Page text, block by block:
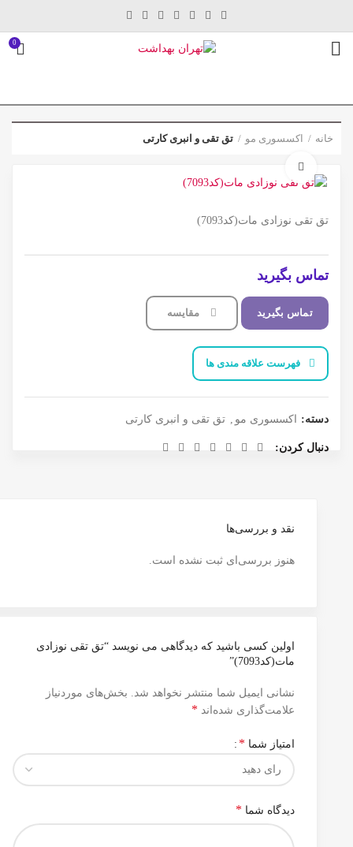
0
خانه اکسسوری مو تق تقی و انبری کارتی
تق تقی نوزادی مات(کد7093)
تماس بگیرید
تماس بگیرید مقایسه
فهرست علاقه مندی ها
دسته: اکسسوری مو تق تقی و انبری کارتی
دنبال کردن
نقد و بررسی‌ها
هنوز بررسی‌ای ثبت نشده است.
اولین کسی باشید که دیدگاهی می نویسد “تق تقی نوزادی
مات(کد7093)”
نشانی ایمیل شما منتشر نخواهد شد.
بخش‌های موردنیاز
علامت‌گذاری شده‌اند *
امتیاز شما *
دیدگاه شما *